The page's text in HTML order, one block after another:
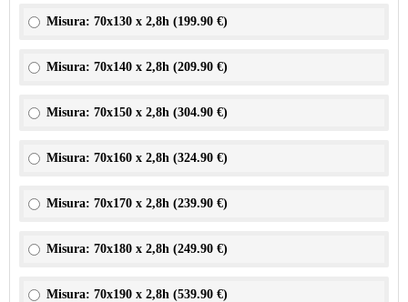
Misura: 70x130 x 2,8h (199.90 €)
Misura: 70x140 x 2,8h (209.90 €)
Misura: 70x150 x 2,8h (304.90 €)
Misura: 70x160 x 2,8h (324.90 €)
Misura: 70x170 x 2,8h (239.90 €)
Misura: 70x180 x 2,8h (249.90 €)
Misura: 70x190 x 2,8h (539.90 €)